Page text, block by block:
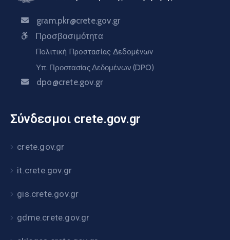
gram.pkr@crete.gov.gr
Προσβασιμότητα
Πολιτική Προστασίας Δεδομένων
Υπ. Προστασίας Δεδομένων (DPO)
dpo@crete.gov.gr
Σύνδεσμοι crete.gov.gr
crete.gov.gr
it.crete.gov.gr
gis.crete.gov.gr
gdme.crete.gov.gr